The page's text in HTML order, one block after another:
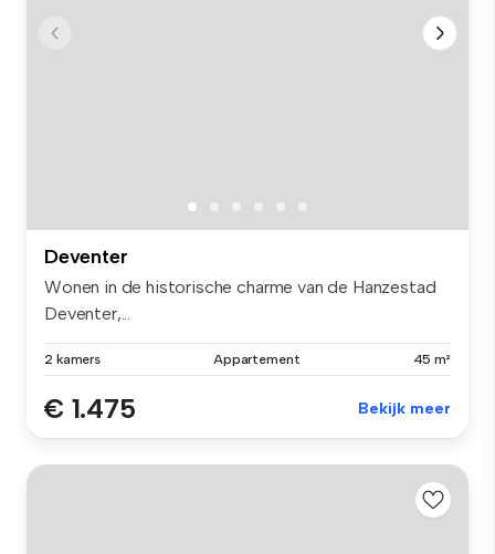
Deventer
Wonen in de historische charme van de Hanzestad
Deventer,...
2 kamers Appartement 45 m²
€ 1.475 Bekijk meer